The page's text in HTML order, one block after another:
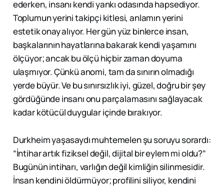
ederken, insanı kendi yankı odasında hapsediyor.
Toplumun yerini takipçi kitlesi, anlamın yerini
estetik onay alıyor. Her gün yüz binlerce insan,
başkalarının hayatlarına bakarak kendi yaşamını
ölçüyor; ancak bu ölçü hiçbir zaman doyuma
ulaşmıyor. Çünkü anomi, tam da sınırın olmadığı
yerde büyür. Ve bu sınırsızlık iyi, güzel, doğru bir şey
gördüğünde insanı onu parçalamasını sağlayacak
kadar kötücül duygular içinde bırakıyor.
Durkheim yaşasaydı muhtemelen şu soruyu sorardı:
“İntihar artık fiziksel değil, dijital bir eylem mi oldu?”
Bugünün intiharı, varlığın değil kimliğin silinmesidir.
İnsan kendini öldürmüyor; profilini siliyor, kendini